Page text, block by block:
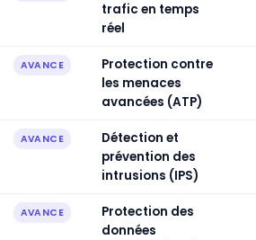
trafic en temps
réel
AVANCE
Protection contre
les menaces
avancées (ATP)
AVANCE
Détection et
prévention des
intrusions (IPS)
AVANCE
Protection des
données